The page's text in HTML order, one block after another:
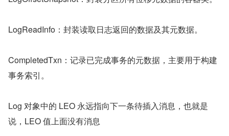
LogReadInfo：封装读取日志返回的数据及其元数据。
CompletedTxn：记录已完成事务的元数据，主要用于构建
事务索引。
Log 对象中的 LEO 永远指向下一条待插入消息，也就是
说，LEO 值上面没有消息